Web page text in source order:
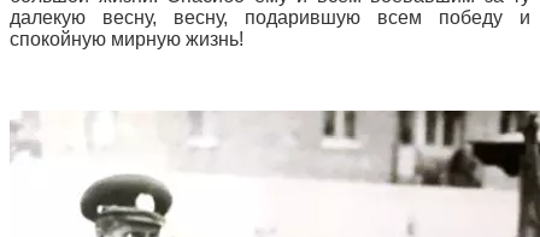
далекую весну, весну, подарившую всем победу и
спокойную мирную жизнь!